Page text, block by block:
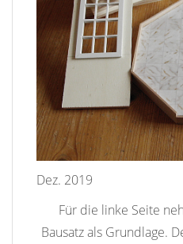
Dez. 2019
Für die linke Seite
Bausatz als Grundlage.